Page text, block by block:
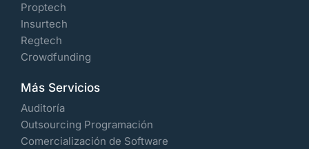
Proptech
Insurtech
Regtech
Crowdfunding
Más Servicios
Auditoría
Outsourcing Programación
Comercialización de Software